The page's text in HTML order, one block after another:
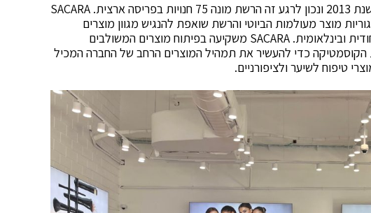
SACARA הינו מותג ביוטי ישראלי שהוקם בשנת 2013 ונכון לרגע זה הרשת מונה 75 חנויות בפריסה ארצית. SACARA
הישראלית למעלה מ14 קטגוריות מוצר מעולמות הביוטי והרשת שואפת להנגיש מגוון מוצרים
איכותיים במחירים נגישים ובחוויית קנייה ייחודית ובינלאומית. SACARA משקיעה בפיתוח מוצרים המשולבים
הקוסמטיקה כדי להעשיר את תמהיל המוצרים הרחב של החברה המכיל
טיפוח לשיער ולציפורניים.